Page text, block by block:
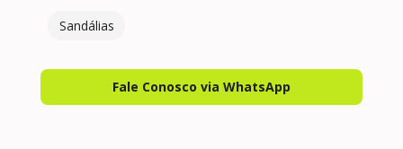
Sandálias
Fale Conosco via WhatsApp